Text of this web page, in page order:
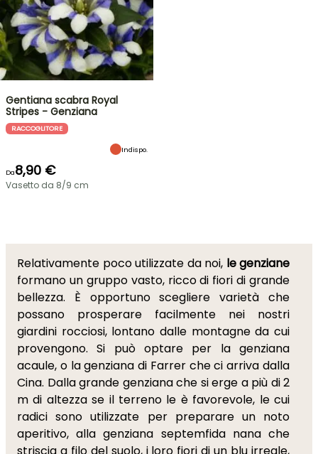
Gentiana scabra Royal
Stripes - Genziana
RACCOGLITORE
Indispo.
Da8,90 €
Vasetto da 8/9 cm
Relativamente poco utilizzate da noi, le genziane
formano un gruppo vasto, ricco di fiori di grande
bellezza. È opportuno scegliere varietà che
possano prosperare facilmente nei nostri
giardini rocciosi, lontano dalle montagne da cui
provengono. Si può optare per la genziana
acaule, o la genziana di Farrer che ci arriva dalla
Cina. Dalla grande genziana che si erge a più di 2
m di altezza se il terreno le è favorevole, le cui
radici sono utilizzate per preparare un noto
aperitivo, alla genziana septemfida nana che